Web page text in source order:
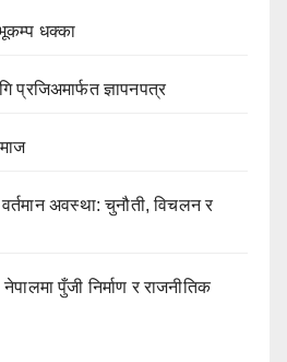
धक्का
प्रजिअमार्फत ज्ञापनपत्र
अवस्था: चुनौती, विचलन र
पुँजी निर्माण र राजनीतिक